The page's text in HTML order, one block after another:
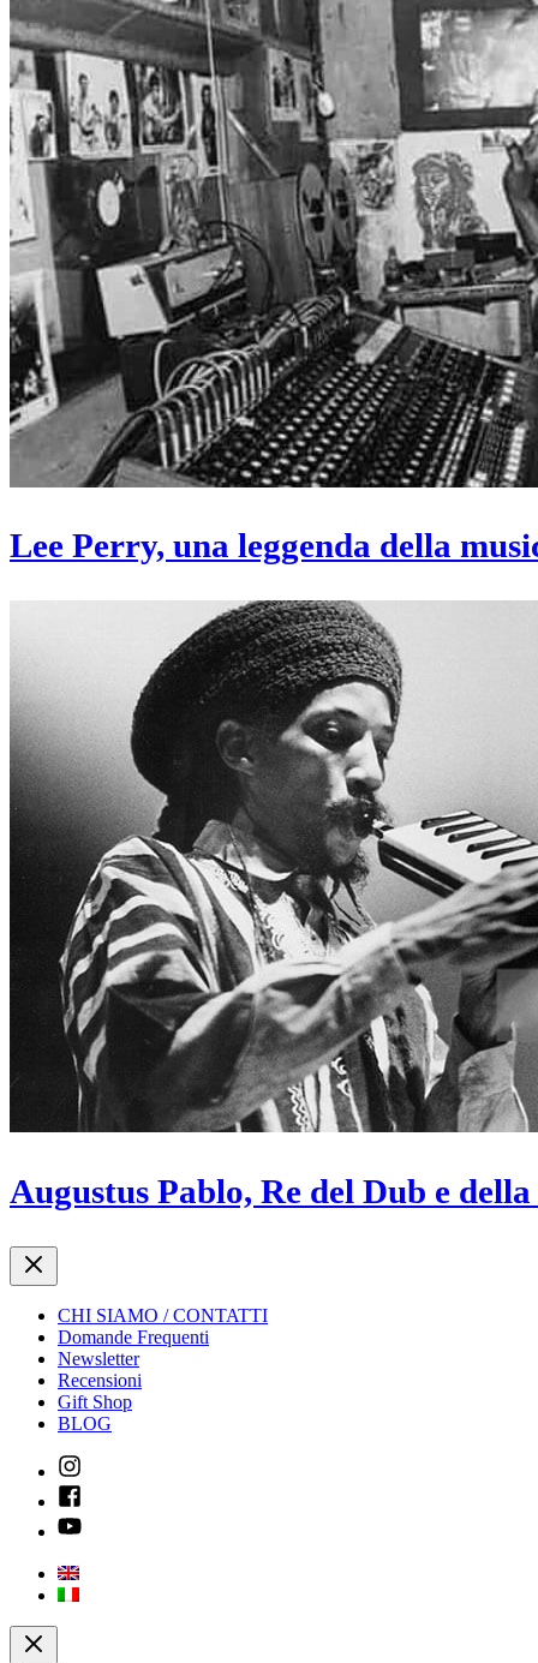
Lee Perry, una leggenda della
Augustus Pablo, Re del Dub e
CHI SIAMO / CONTATTI
Domande Frequenti
Newsletter
Recensioni
Gift Shop
BLOG